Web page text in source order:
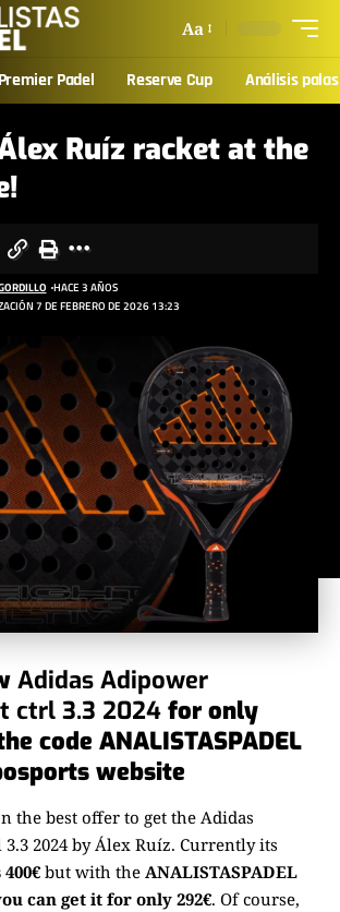
Aa
Premier Padel Reserve Cup Análisis palas
Ruíz racket at the
7 DE FEBRERO DE 2026 13:23
HACE 3 AÑOS
Adidas Adipower
ctrl 3.3 2024 for only
code ANALISTASPADEL
website
the best offer to get the Adidas
2024 by Álex Ruíz. Currently its
but with the ANALISTASPADEL
can get it for only 292€. Of course,